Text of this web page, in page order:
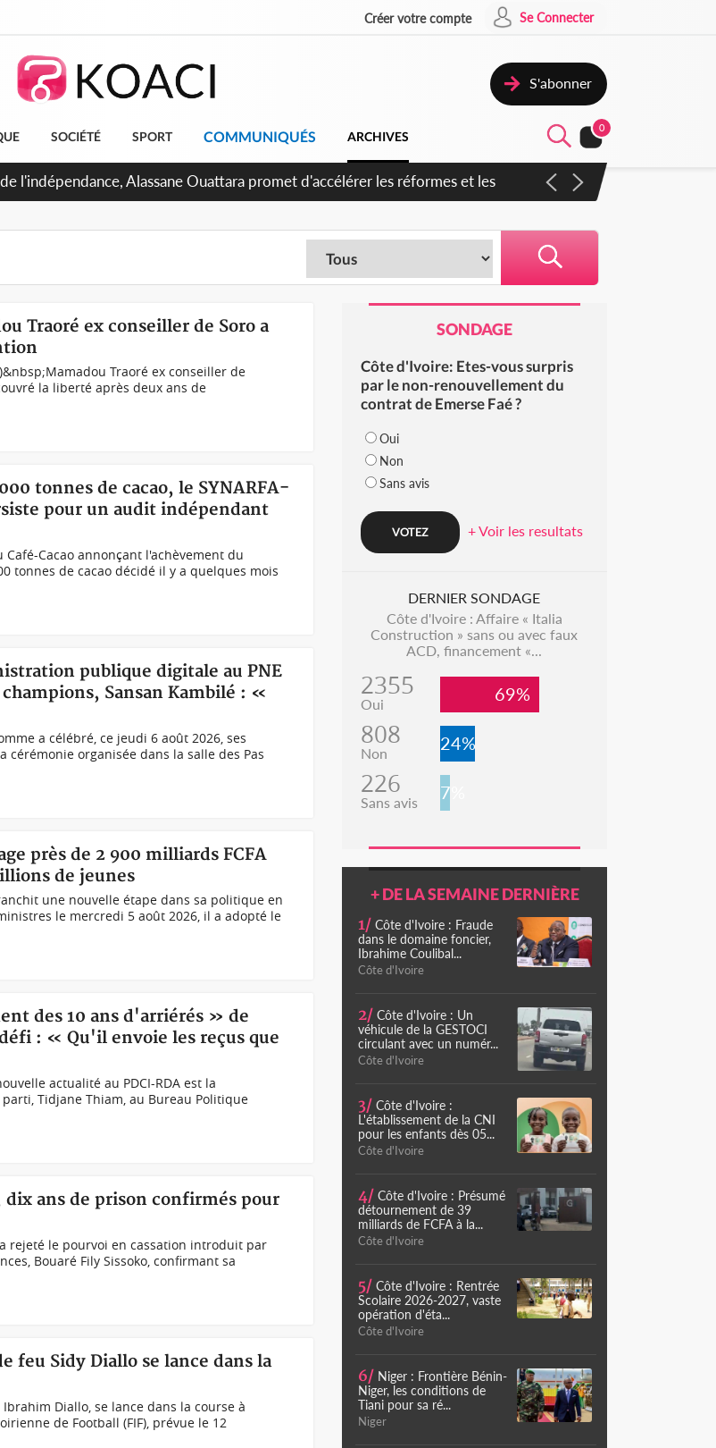
Créer votre compte Se Connecter
S'abonner
SOCIÉTÉ SPORT COMMUNIQUÉS ARCHIVES
0
Oury Bah admire le modèle ivoirien et veut s'en inspirer pour accélérer le
Traoré ex conseiller de Soro a
Traoré ex conseiller de
la liberté après deux ans de
tonnes de cacao, le SYNARFA-
pour un audit indépendant
Cacao annonçant l'achèvement du
tonnes de cacao décidé il y a quelques mois
publique digitale au PNE
Sansan Kambilé : «
a célébré, ce jeudi 6 août 2026, ses
cérémonie organisée dans la salle des Pas
près de 2 900 milliards FCFA
de jeunes
une nouvelle étape dans sa politique en
le mercredi 5 août 2026, il a adopté le
des 10 ans d'arriérés » de
: « Qu'il envoie les reçus que
actualité au PDCI-RDA est la
Tidjane Thiam, au Bureau Politique
ans de prison confirmés pour
rejeté le pourvoi en cassation introduit par
Bouaré Fily Sissoko, confirmant sa
feu Sidy Diallo se lance dans la
Diallo, se lance dans la course à
de Football (FIF), prévue le 12
SONDAGE
Côte d'Ivoire: Etes-vous surpris
par le non-renouvellement du
contrat de Emerse Faé ?
Oui
Non
Sans avis
+ Voir les resultats
DERNIER SONDAGE
Côte d'Ivoire : Affaire « Italia
Construction » sans ou avec faux
ACD, financement «...
2355
Oui 69%
808
Non 24%
226
Sans avis 7%
+ DE LA SEMAINE DERNIÈRE
1/ Côte d'Ivoire : Fraude
dans le domaine foncier,
Ibrahime Coulibal...
Côte d'Ivoire
2/ Côte d'Ivoire : Un
véhicule de la GESTOCI
circulant avec un numér...
Côte d'Ivoire
3/ Côte d'Ivoire :
L'établissement de la CNI
pour les enfants dès 05...
Côte d'Ivoire
4/ Côte d'Ivoire : Présumé
détournement de 39
milliards de FCFA à la...
Côte d'Ivoire
5/ Côte d'Ivoire : Rentrée
Scolaire 2026-2027, vaste
opération d'éta...
Côte d'Ivoire
6/ Niger : Frontière Bénin-
Niger, les conditions de
Tiani pour sa ré...
Niger